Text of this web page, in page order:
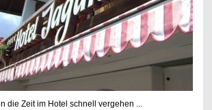
die Zeit im Hotel schnell vergehen ...